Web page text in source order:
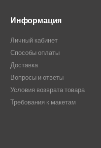
Информация
Личный кабинет
Способы оплаты
Доставка
Вопросы и ответы
Условия возврата товара
Требования к макетам